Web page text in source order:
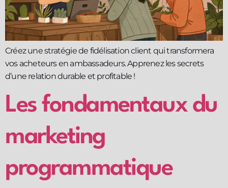
Créez une stratégie de fidélisation client qui transformera
vos acheteurs en ambassadeurs. Apprenez les secrets
d’une relation durable et profitable !
Les fondamentaux du
marketing
programmatique